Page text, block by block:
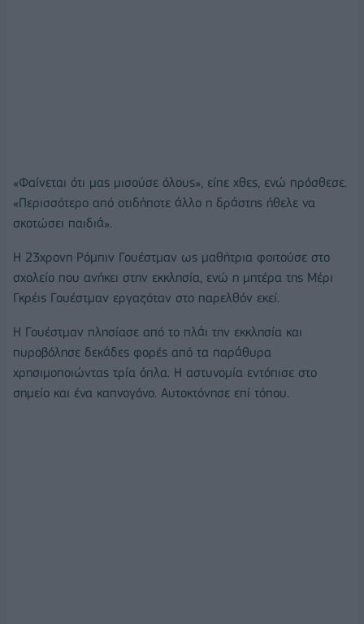
«Φαίνεται ότι μας μισούσε όλους», είπε χθες, ενώ πρόσθεσε.
«Περισσότερο από οτιδήποτε άλλο η δράστης ήθελε να
σκοτώσει παιδιά».
Η 23χρονη Ρόμπιν Γουέστμαν ως μαθήτρια φοιτούσε στο
σχολείο που ανήκει στην εκκλησία, ενώ η μητέρα της Μέρι
Γκρέις Γουέστμαν εργαζόταν στο παρελθόν εκεί.
Η Γουέστμαν πλησίασε από το πλάι την εκκλησία και
πυροβόλησε δεκάδες φορές από τα παράθυρα
χρησιμοποιώντας τρία όπλα. Η αστυνομία εντόπισε στο
σημείο και ένα καπνογόνο. Αυτοκτόνησε επί τόπου.